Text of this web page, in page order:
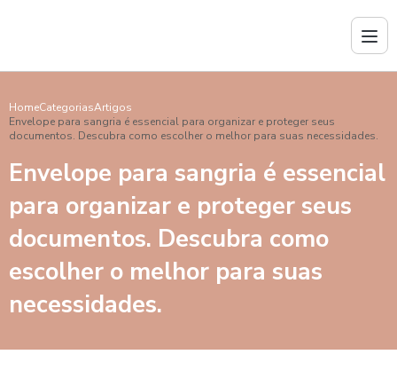
HomeCategoriasArtigos
Envelope para sangria é essencial para organizar e proteger seus
documentos. Descubra como escolher o melhor para suas necessidades.
Envelope para sangria é essencial
para organizar e proteger seus
documentos. Descubra como
escolher o melhor para suas
necessidades.